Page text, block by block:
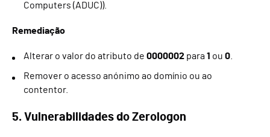
Computers (ADUC)).
Remediação
Alterar o valor do atributo de 0000002 para1 ou 0
Remover o acesso anónimo ao domínio ou ao
contentor.
5. Vulnerabilidades do Zerologon